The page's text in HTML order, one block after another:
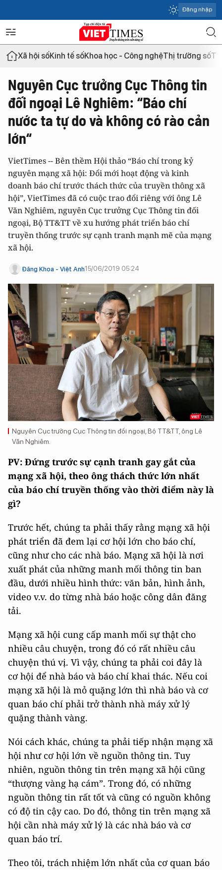
Đăng nhập
Xã hội sốKinh tế sốKhoa học - Công nghệThị trường số
Nguyên Cục trưởng Cục Thông tin
đối ngoại Lê Nghiêm: “Báo chí
nước ta tự do và không có rào cản
lớn“
VietTimes -- Bên thềm Hội thảo “Báo chí trong kỷ
nguyên mạng xã hội: Đổi mới hoạt động và kinh
doanh báo chí trước thách thức của truyền thông xã
hội”, VietTimes đã có cuộc trao đổi riêng với ông Lê
Văn Nghiêm, nguyên Cục trưởng Cục Thông tin đối
ngoại, Bộ TT&TT về xu hướng phát triển báo chí
truyền thống trước sự cạnh tranh mạnh mẽ của mạng
xã hội.
Đăng Khoa - Việt Anh15/06/2019 05:24
Nguyên Cục trưởng Cục Thông tin đối ngoại, Bộ TT&TT, ông Lê
Văn Nghiêm.
PV: Đứng trước sự cạnh tranh gay gắt của
mạng xã hội, theo ông thách thức lớn nhất
của báo chí truyền thống vào thời điểm này là
gì?
Trước hết, chúng ta phải thấy rằng mạng xã hội
phát triển đã đem lại cơ hội lớn cho báo chí,
cũng như cho các nhà báo. Mạng xã hội là nơi
xuất phát của những manh mối thông tin ban
đầu, dưới nhiều hình thức: văn bản, hình ảnh,
video v.v. do từng nhà báo hoặc công dân đăng
tải.
Mạng xã hội cung cấp manh mối sự thật cho
nhiều câu chuyện, trong đó có rất nhiều câu
chuyện thú vị. Vì vậy, chúng ta phải coi đây là
cơ hội để nhà báo và báo chí khai thác. Nếu coi
mạng xã hội là mỏ quặng lớn thì nhà báo và cơ
quan báo chí phải trở thành nhà máy xử lý
quặng thành vàng.
Nói cách khác, chúng ta phải tiếp nhận mạng xã
hội như cơ hội lớn về nguồn thông tin. Tuy
nhiên, nguồn thông tin trên mạng xã hội cũng
“thượng vàng hạ cám”. Trong đó, có những
nguồn thông tin rất tốt và cũng có nguồn không
có độ tin cậy cao. Do đó, thông tin trên mạng xã
hội cần nhà máy xử lý là các nhà báo và cơ
quan báo trí.
Theo tôi, trách nhiệm lớn nhất của cơ quan báo